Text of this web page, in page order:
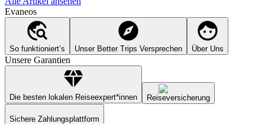
Evaneos
So funktioniert’s Unser Better Trips Versprechen Über Uns
Unsere Garantien
Die besten lokalen Reiseexpert*innen Reiseversicherung
Sichere Zahlungsplattform